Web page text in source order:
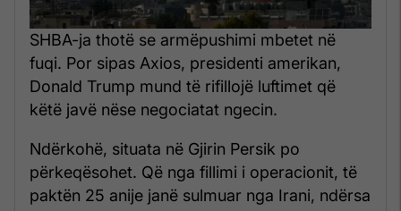
SHBA-ja thotë se armëpushimi mbetet në
fuqi. Por sipas Axios, presidenti amerikan,
Donald Trump mund të rifillojë luftimet që
këtë javë nëse negociatat ngecin.
Ndërkohë, situata në Gjirin Persik po
përkeqësohet. Që nga fillimi i operacionit, të
paktën 25 anije janë sulmuar nga Irani, ndërsa